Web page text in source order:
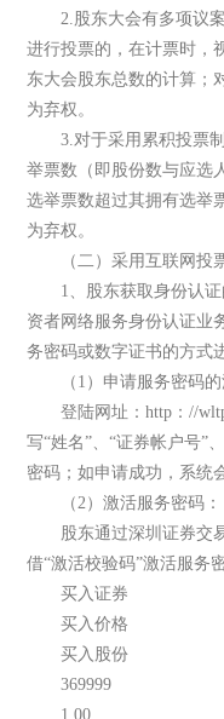
2.股东大会有多项议案
进行投票的，在计票时，
东大会股东总数的计算；
为弃权。
3.对于采用累积投票制
举票数（即股份数与应选
选举票数超过其拥有选举
为弃权。
（二）采用互联网投
1、股东获取身份认证
资者网络服务身份认证业
务密码或数字证书的方式
（1）申请服务密码的
登陆网址：http：//
写“姓名”、“证券帐户号”
密码；如申请成功，系统
（2）激活服务密码：
股东通过深圳证券交易
借“激活校验码”激活服务
买入证券
买入价格
买入股份
369999
1.00